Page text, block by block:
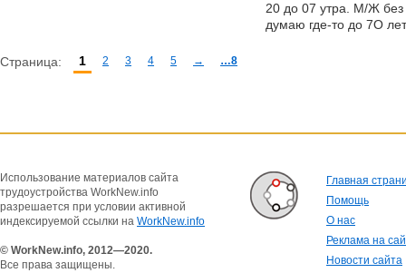
20 до 07 утра. М/Ж без
думаю где-то до 7О
Страница: 1 2 3 4 5 → …8
Использование материалов сайта
трудоустройства WorkNew.info
разрешается при условии активной
индексируемой ссылки на WorkNew.info
© WorkNew.info, 2012—2020.
Все права защищены.
Главная
Помощь
О нас
Реклама на
Новости сайта